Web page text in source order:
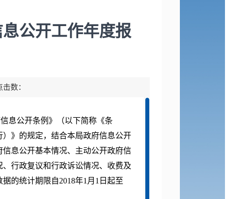
公开工作年度报
数：
息公开条例》（以下简称《条
》的规定，结合本局政府信息公开
息公开基本情况、主动公开政府信
行政复议和行政诉讼情况、收费及
的统计期限自2018年1 月 1 日起至